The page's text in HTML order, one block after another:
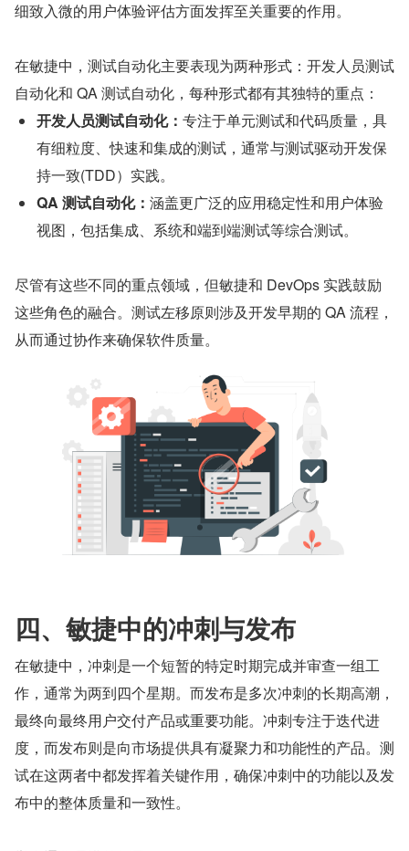
细致入微的用户体验评估方面发挥至关重要的作用。
在敏捷中，测试自动化主要表现为两种形式：开发人员测试
自动化和 QA 测试自动化，每种形式都有其独特的重点：
开发人员测试自动化： 专注于单元测试和代码质量，具
有细粒度、快速和集成的测试，通常与测试驱动开发保
持一致(TDD）实践。
QA 测试自动化： 涵盖更广泛的应用稳定性和用户体验
视图，包括集成、系统和端到端测试等综合测试。
尽管有这些不同的重点领域，但敏捷和 DevOps 实践鼓励
这些角色的融合。测试左移原则涉及开发早期的 QA 流程，
从而通过协作来确保软件质量。
四、敏捷中的冲刺与发布
在敏捷中，冲刺是一个短暂的特定时期完成并审查一组工
作，通常为两到四个星期。而发布是多次冲刺的长期高潮，
最终向最终用户交付产品或重要功能。冲刺专注于迭代进
度，而发布则是向市场提供具有凝聚力和功能性的产品。测
试在这两者中都发挥着关键作用，确保冲刺中的功能以及发
布中的整体质量和一致性。